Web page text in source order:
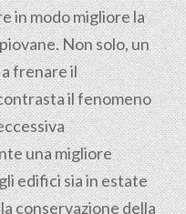
in modo migliore la
Non solo, un
frenare il
il fenomeno
una migliore
edifici sia in estate
conservazione della